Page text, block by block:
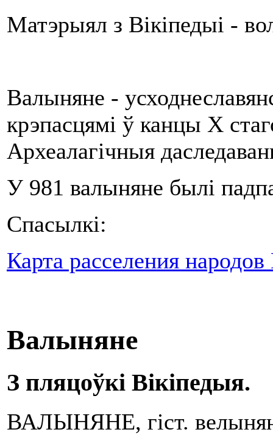
Матэрыял з Вікіпедыі -
Валыняне -
крэпасцямі ў канцы X
Археалагічныя
У 981 валыняне былі
Спасылкі:
Карта расселения
Валыняне
З пляцоўкі Вікіпедыя.
ВАЛЫНЯНЕ, гіст.